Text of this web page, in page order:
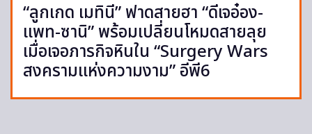
“ลูกเกด เมทินี” ฟาดสายฮา “ดีเจอ๋อง-
แพท-ซานิ” พร้อมเปลี่ยนโหมดสายลุย
เมื่อเจอภารกิจหินใน “Surgery Wars
สงครามแห่งความงาม” อีพี6